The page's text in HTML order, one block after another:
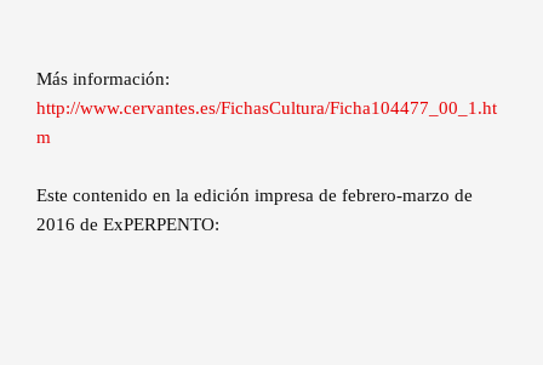
Más información:
http://www.cervantes.es/FichasCultura/Ficha104477_00_1.ht
m
Este contenido en la edición impresa de febrero-marzo de
2016 de ExPERPENTO: